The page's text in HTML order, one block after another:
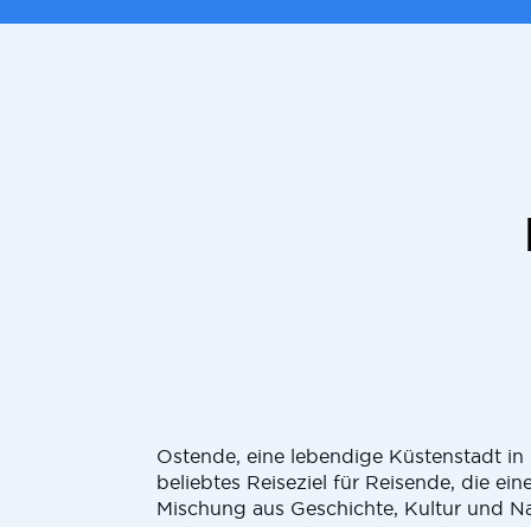
Ostende, eine lebendige Küstenstadt in
beliebtes Reiseziel für Reisende, die
Mischung aus Geschichte, Kultur und